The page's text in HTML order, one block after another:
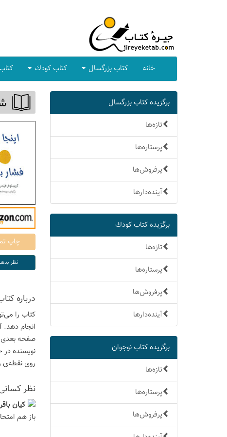
خانه كتاب بزرگسال كتاب كودك
برگزیده كتاب بزرگسال
تازه‌ها
پرستاره‌ها
پرفروش‌ها
آینده‌دارها
برگزیده كتاب كودك
تازه‌ها
پرستاره‌ها
پرفروش‌ها
آینده‌دارها
برگزیده كتاب نوجوان
تازه‌ها
پرستاره‌ها
پرفروش‌ها
درباره
کتاب را
انجام دهد.
صفحه بعدی
نویسنده
روی نقطه‌ی
نظر
كيان
باز هم